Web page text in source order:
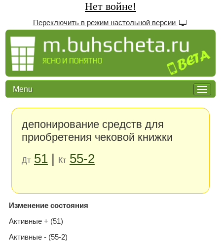
Нет войне!
Переключить в режим настольной версии
Menu
депонирование средств для
приобретения чековой книжки
Дт 51| Кт 55-2
Изменение состояния
Активные + (51)
Активные - (55-2)